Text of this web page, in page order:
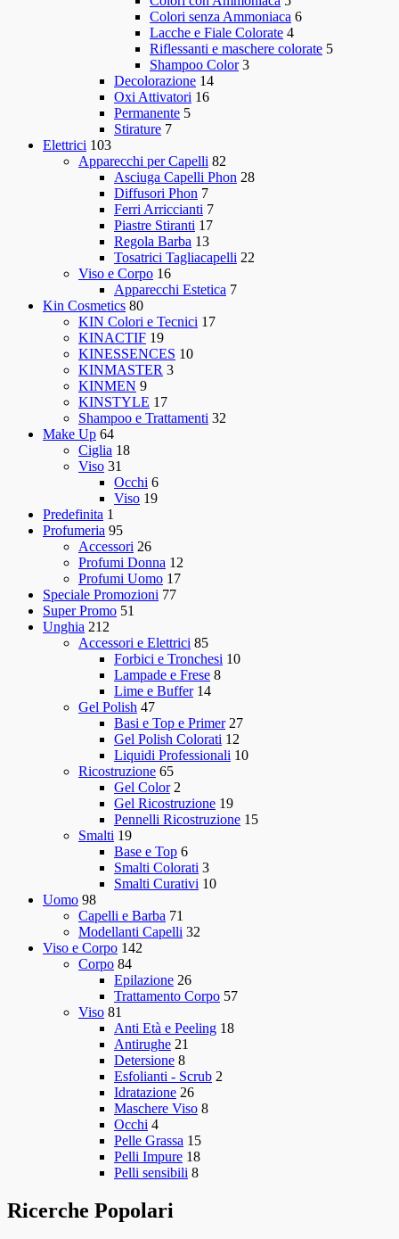
Colori senza Ammoniaca 6
Lacche e Fiale Colorate 4
Riflessanti e maschere colorate 5
Shampoo Color 3
Decolorazione 14
Oxi Attivatori 16
Permanente 5
Stirature 7
Elettrici 103
Apparecchi per Capelli 82
Asciuga Capelli Phon 28
Diffusori Phon 7
Ferri Arriccianti 7
Piastre Stiranti 17
Regola Barba 13
Tosatrici Tagliacapelli 22
Viso e Corpo 16
Apparecchi Estetica 7
Kin Cosmetics 80
KIN Colori e Tecnici 17
KINACTIF 19
KINESSENCES 10
KINMASTER 3
KINMEN 9
KINSTYLE 17
Shampoo e Trattamenti 32
Make Up 64
Ciglia 18
Viso 31
Occhi 6
Viso 19
Predefinita 1
Profumeria 95
Accessori 26
Profumi Donna 12
Profumi Uomo 17
Speciale Promozioni 77
Super Promo 51
Unghia 212
Accessori e Elettrici 85
Forbici e Tronchesi 10
Lampade e Frese 8
Lime e Buffer 14
Gel Polish 47
Basi e Top e Primer 27
Gel Polish Colorati 12
Liquidi Professionali 10
Ricostruzione 65
Gel Color 2
Gel Ricostruzione 19
Pennelli Ricostruzione 15
Smalti 19
Base e Top 6
Smalti Colorati 3
Smalti Curativi 10
Uomo 98
Capelli e Barba 71
Modellanti Capelli 32
Viso e Corpo 142
Corpo 84
Epilazione 26
Trattamento Corpo 57
Viso 81
Anti Età e Peeling 18
Antirughe 21
Detersione 8
Esfolianti - Scrub 2
Idratazione 26
Maschere Viso 8
Occhi 4
Pelle Grassa 15
Pelli Impure 18
Pelli sensibili 8
Ricerche Popolari